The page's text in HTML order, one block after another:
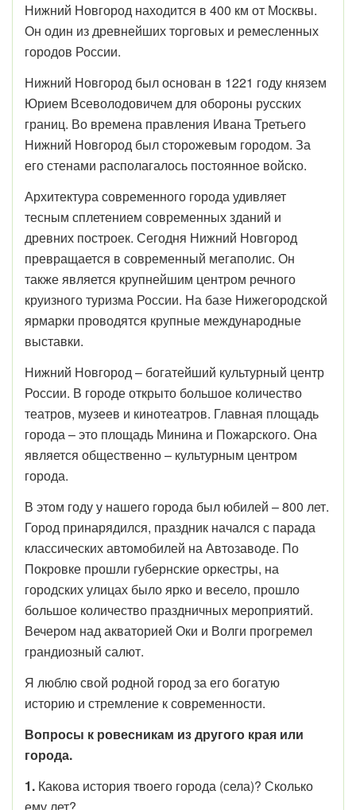
Нижний Новгород находится в 400 км от Москвы.
Он один из древнейших торговых и ремесленных
городов России.
Нижний Новгород был основан в 1221 году князем
Юрием Всеволодовичем для обороны русских
границ. Во времена правления Ивана Третьего
Нижний Новгород был сторожевым городом. За
его стенами располагалось постоянное войско.
Архитектура современного города удивляет
тесным сплетением современных зданий и
древних построек. Сегодня Нижний Новгород
превращается в современный мегаполис. Он
также является крупнейшим центром речного
круизного туризма России. На базе Нижегородской
ярмарки проводятся крупные международные
выставки.
Нижний Новгород – богатейший культурный центр
России. В городе открыто большое количество
театров, музеев и кинотеатров. Главная площадь
города – это площадь Минина и Пожарского. Она
является общественно – культурным центром
города.
В этом году у нашего города был юбилей – 800 лет.
Город принарядился, праздник начался с парада
классических автомобилей на Автозаводе. По
Покровке прошли губернские оркестры, на
городских улицах было ярко и весело, прошло
большое количество праздничных мероприятий.
Вечером над акваторией Оки и Волги прогремел
грандиозный салют.
Я люблю свой родной город за его богатую
историю и стремление к современности.
Вопросы к ровесникам из другого края или
города.
1. Какова история твоего города (села)? Сколько